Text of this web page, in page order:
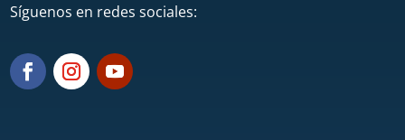
Síguenos en redes sociales: